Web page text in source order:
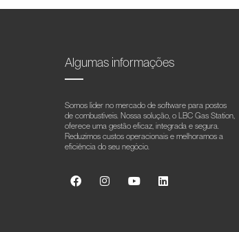
Algumas informações
Somos líder no mercado de software para postos
de combustíveis. Nossa solução, o LBC Gas Station,
oferece uma gestão eficaz, integrada e segura.
Reduzimos custos operacionais e melhoramos a
eficiência do seu negócio.